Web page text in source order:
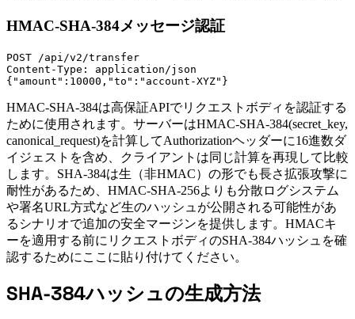
HMAC-SHA-384メッセージ認証
POST /api/v2/transfer
Content-Type: application/json
{"amount":10000,"to":"account-XYZ"}
HMAC-SHA-384は高保証APIでリクエストボディを認証する
ために使用されます。サーバーはHMAC-SHA-384(secret_key,
canonical_request)を計算してAuthorizationヘッダーに16進数ダ
イジェストを含め、クライアントは同じ計算を再現して比較
します。SHA-384は生（非HMAC）の形でも長さ拡張攻撃に
耐性があるため、HMAC-SHA-256よりも分散ログシステム
や署名URL方式など生のハッシュが公開される可能性があ
るシナリオで追加の安全マージンを提供します。HMACキ
ーを適用する前にリクエストボディのSHA-384ハッシュを確
認するためにここに貼り付けてください。
SHA-384ハッシュの生成方法